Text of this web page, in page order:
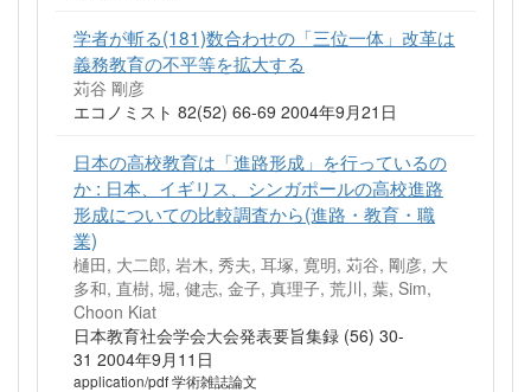
学者が斬る(181)数合わせの「三位一体」改革は
義務教育の不平等を拡大する
苅谷 剛彦
エコノミスト 82(52) 66-69 2004年9月21日
日本の高校教育は「進路形成」を行っているの
か : 日本、イギリス、シンガポールの高校進路
形成についての比較調査から(進路・教育・職
業)
樋田, 大二郎, 岩木, 秀夫, 耳塚, 寛明, 苅谷, 剛彦, 大
多和, 直樹, 堀, 健志, 金子, 真理子, 荒川, 葉, Sim,
Choon Kiat
日本教育社会学会大会発表要旨集録 (56) 30-
31 2004年9月11日
application/pdf 学術雑誌論文